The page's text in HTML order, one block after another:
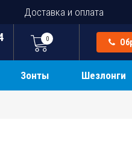
Доставка и оплата
0
Зонты Шезлонги